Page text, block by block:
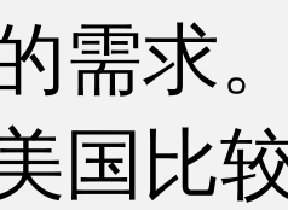
需求
国比